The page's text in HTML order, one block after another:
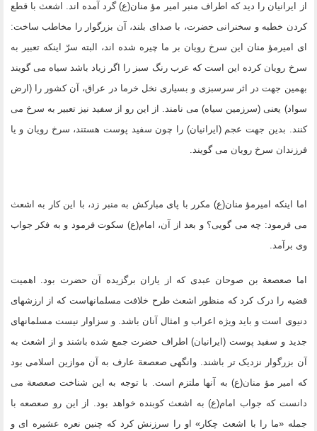
از ایرانیان را دید که اطراف منبر امیر مؤ منان(ع) گرد آمده اند. اشعث با قطع
کردن خطبه و سخنرانى حضرت، با صداى بلند، آن بزرگوار را مخاطب ساخت:
اى امیرمؤ منان این سرخ رویان بر ما چیره شده اند، البته سرّ اینکه تعبیر به
سرخ رویان کرده این است که عرب رنگ سبز را اگر زیاد باشد سیاه مى گویند
بهمین جهت در اثر سرسبزى و بسیارى نخل خرما در عراق، آن کشور را (ارض
سواد) یعنى (سرزمین سیاه) مى نامند. از این رو از سفید نیز تعبیر به سرخ مى
کنند. بدین جهت عجم (ایرانیان) را چون سفید پوست هستند، سرخ رویان و یا
فرزندان سرخ رویان مى گویند.
اما اینکه امیرمؤ منان(ع) مکرر با پاى مبارکش به منبر زد، با این کار به اشعث
مى فرمود: چه مى گویى؟ و بعد از آن، امام(ع) سکوت فرمود و به فکر جواب
وى برآمد.
اما صعصعة بن صوحان عبدى که از یاران برگزیده آن حضرت بود. اهمیت
قضیه را درک کرد که منظور اشعث طرح خلافت مسلمانهاست که از ارزشهاى
دنیوى است و باید ویژه اعراب و امثال آنان باشد. و سزاوار نیست مسلمانهاى
جدید و سفید پوست (ایرانیان) اطراف حضرت جمع شده باشند و از اشعث به
آن بزرگوار نزدیک تر باشند. وانگهى صعصعة عارف به آن موازین اسلامى بود
که امیر مؤ منان(ع) به آنها ملتزم است. با توجه به این شناخت صعصعة مى
دانست که جواب امام(ع) به اشعث کوبنده خواهد بود. از این رو صعصعه با
جمله «ما را با اشعث چکار» او را سرزنش کرد که چنین نعره عشیره اى و